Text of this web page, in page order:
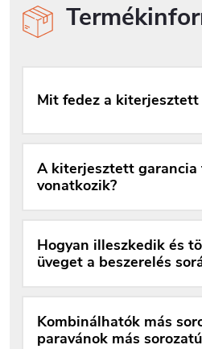
Mit fedez a kiterjesztett
A kiterjesztett garancia
vonatkozik?
Hogyan illeszkedik és
üveget a beszerelés
Kombinálhatók más
paravánok más